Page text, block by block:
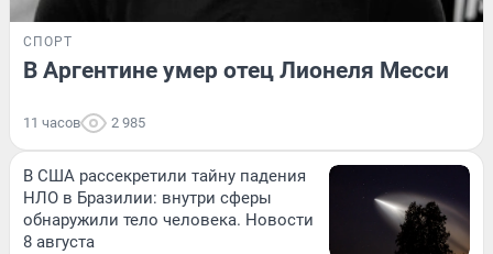
СПОРТ
В Аргентине умер отец Лионеля Месси
11 часов 2 985
В США рассекретили тайну падения
НЛО в Бразилии: внутри сферы
обнаружили тело человека. Новости
8 августа